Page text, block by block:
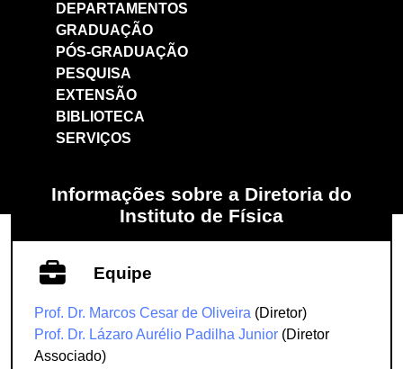
DEPARTAMENTOS
GRADUAÇÃO
PÓS-GRADUAÇÃO
PESQUISA
EXTENSÃO
BIBLIOTECA
SERVIÇOS
Informações sobre a Diretoria do
Instituto de Física
Equipe
Prof. Dr. Marcos Cesar de Oliveira (Diretor)
Prof. Dr. Lázaro Aurélio Padilha Junior (Diretor
Associado)